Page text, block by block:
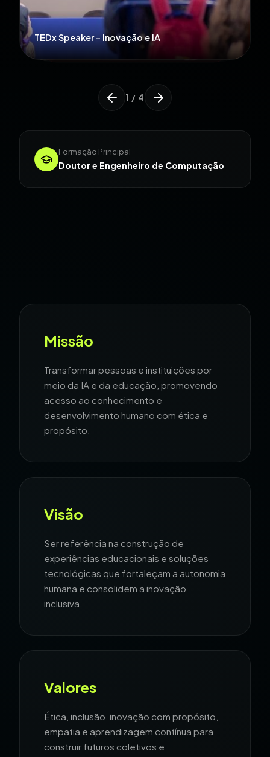
TEDx Speaker - Inovação e IA
Capacitação de Equipes Corporativas
Colunista na Rádio CBN
1 / 4
Formação Principal
Doutor e Engenheiro de Computação
Missão
Transformar pessoas e instituições por
meio da IA e da educação, promovendo
acesso ao conhecimento e
desenvolvimento humano com ética e
propósito.
Visão
Ser referência na construção de
experiências educacionais e soluções
tecnológicas que fortaleçam a autonomia
humana e consolidem a inovação
inclusiva.
Valores
Ética, inclusão, inovação com propósito,
empatia e aprendizagem contínua para
construir futuros coletivos e